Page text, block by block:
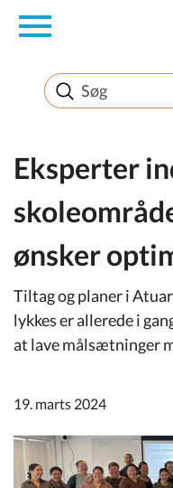
en
Borger
Erhverv
Politik
Turisme
Selvbetjening
Kommuneplan
Om Kommunen
Eksperter
ønsker
Tiltag og planer i
lykkes er allerede i
at lave målsætninger
19. marts 2024